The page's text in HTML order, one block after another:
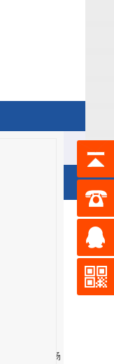
交谊舞、广场